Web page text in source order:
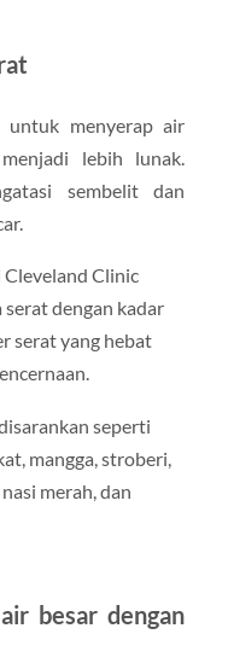
untuk menyerap air
lebih lunak.
sembelit dan
Clinic
dengan kadar
serat yang hebat
seperti
mangga, stroberi,
merah, dan
besar dengan